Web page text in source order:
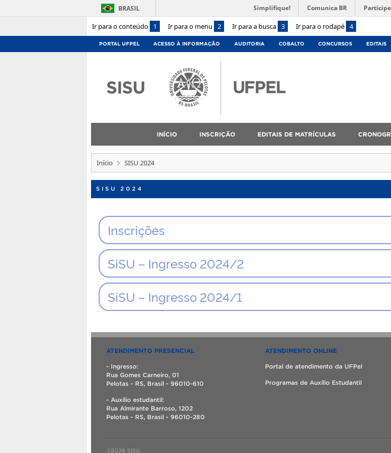
Ir para o conteúdo 1 Ir para o menu 2 Ir para a busca 3 Ir para o rodapé 4
BRASIL Simplifique! Comunica BR Participe
PORTAL UFPEL ACESSO À INFORMAÇÃO AUDITORIA COBALTO CONCURSOS EDITAIS
SISU
INÍCIO INSCRIÇÃO EDITAIS DE MATRÍCULAS
Início SISU 2024
SISU 2024
Inscrições
SiSU – Ingresso 2024/2
SiSU – Ingresso 2024/1
ATENDIMENTO PRESENCIAL
- Ingresso:
Rua Gomes Carneiro, 01
Pelotas - RS, Brasil - 96010-610
- Auxílio estudantil:
Rua Almirante Barroso, 1202
Pelotas - RS, Brasil - 96010-280
ATENDIMENTO ONLINE
Portal de atendimento da UFPel
Programas de Auxílio Estudantil
©2026 SISU.